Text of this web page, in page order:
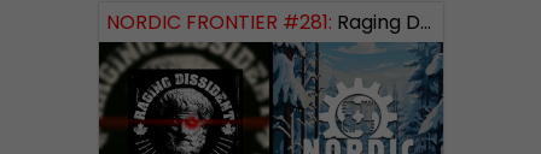
NORDIC FRONTIER #281: Raging Dissident